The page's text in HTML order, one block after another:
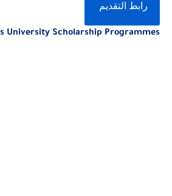
رابط التقديم
University Scholarship Programmes